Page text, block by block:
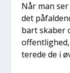
Når man
det
bart ska­ber
te­re­de de i